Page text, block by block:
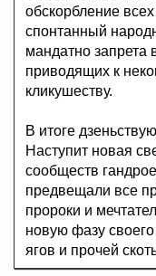
обскорбление
спонтанный
мандатно запрета
приводящих к
кликушеству.
В итоге
Наступит новая
сообществ
предвещали все
пророки и
новую фазу
ягов и прочей